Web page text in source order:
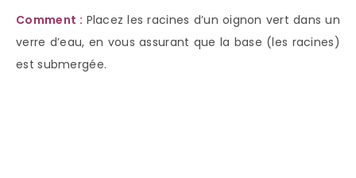
Comment : Placez les racines d’un oignon vert dans un
verre d’eau, en vous assurant que la base (les racines)
est submergée.